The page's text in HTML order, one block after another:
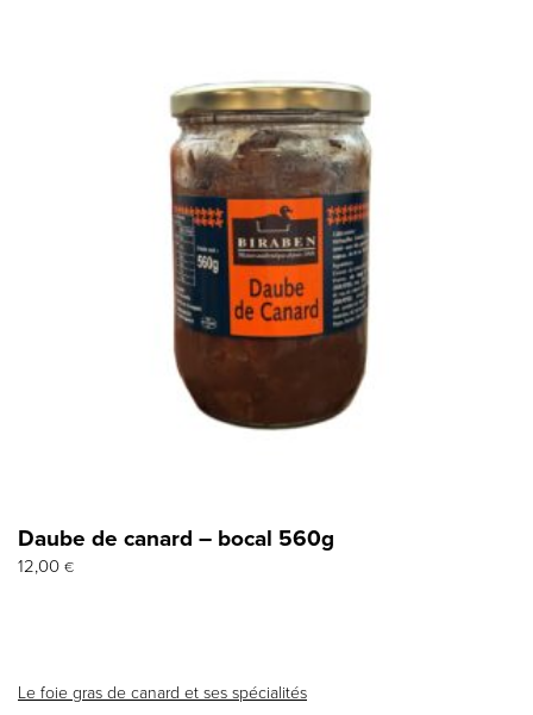
Daube de canard – bocal 560g
12,00 €
Le foie gras de canard et ses spécialités